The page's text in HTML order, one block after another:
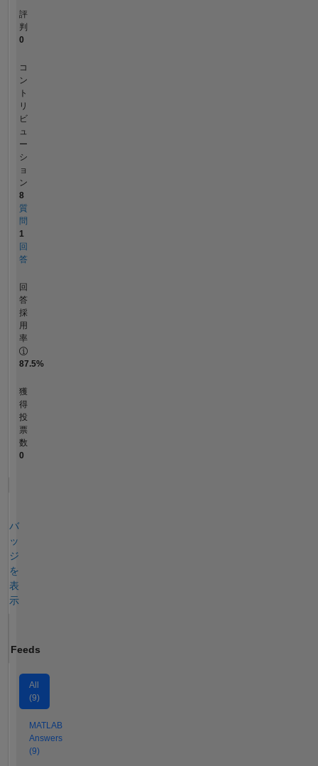
評
判
0
コ
ン
ト
リ
ビ
ュ
ー
シ
ョ
ン
8
質
問
1
回
答
回
答
採
用
率
87.5%
獲
得
投
票
数
0
バ
ッ
ジ
を
表
示
Feeds
All
(9)
MATLAB
Answers
(9)